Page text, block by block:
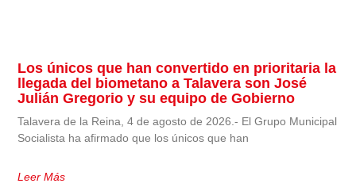
Los únicos que han convertido en prioritaria la
llegada del biometano a Talavera son José
Julián Gregorio y su equipo de Gobierno
Talavera de la Reina, 4 de agosto de 2026.- El Grupo Municipal
Socialista ha afirmado que los únicos que han
Leer Más